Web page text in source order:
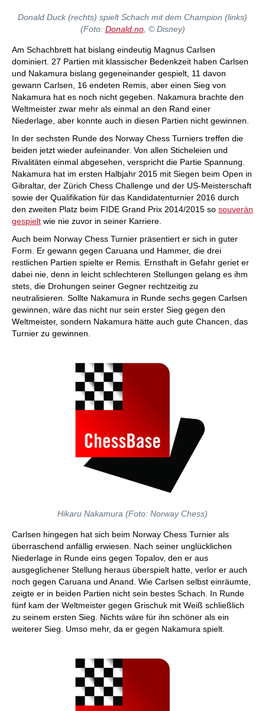
Donald Duck (rechts) spielt Schach mit dem Champion (links)
(Foto: Donald.no, © Disney)
Am Schachbrett hat bislang eindeutig Magnus Carlsen
dominiert. 27 Partien mit klassischer Bedenkzeit haben Carlsen
und Nakamura bislang gegeneinander gespielt, 11 davon
gewann Carlsen, 16 endeten Remis, aber einen Sieg von
Nakamura hat es noch nicht gegeben. Nakamura brachte den
Weltmeister zwar mehr als einmal an den Rand einer
Niederlage, aber konnte auch in diesen Partien nicht gewinnen.
In der sechsten Runde des Norway Chess Turniers treffen die
beiden jetzt wieder aufeinander. Von allen Sticheleien und
Rivalitäten einmal abgesehen, verspricht die Partie Spannung.
Nakamura hat im ersten Halbjahr 2015 mit Siegen beim Open in
Gibraltar, der Zürich Chess Challenge und der US-Meisterschaft
sowie der Qualifikation für das Kandidatenturnier 2016 durch
den zweiten Platz beim FIDE Grand Prix 2014/2015 so souverän
gespielt wie nie zuvor in seiner Karriere.
Auch beim Norway Chess Turnier präsentiert er sich in guter
Form. Er gewann gegen Caruana und Hammer, die drei
restlichen Partien spielte er Remis. Ernsthaft in Gefahr geriet er
dabei nie, denn in leicht schlechteren Stellungen gelang es ihm
stets, die Drohungen seiner Gegner rechtzeitig zu
neutralisieren. Sollte Nakamura in Runde sechs gegen Carlsen
gewinnen, wäre das nicht nur sein erster Sieg gegen den
Weltmeister, sondern Nakamura hätte auch gute Chancen, das
Turnier zu gewinnen.
Hikaru Nakamura (Foto: Norway Chess)
Carlsen hingegen hat sich beim Norway Chess Turnier als
überraschend anfällig erwiesen. Nach seiner unglücklichen
Niederlage in Runde eins gegen Topalov, den er aus
ausgeglichener Stellung heraus überspielt hatte, verlor er auch
noch gegen Caruana und Anand. Wie Carlsen selbst einräumte,
zeigte er in beiden Partien nicht sein bestes Schach. In Runde
fünf kam der Weltmeister gegen Grischuk mit Weiß schließlich
zu seinem ersten Sieg. Nichts wäre für ihn schöner als ein
weiterer Sieg. Umso mehr, da er gegen Nakamura spielt.